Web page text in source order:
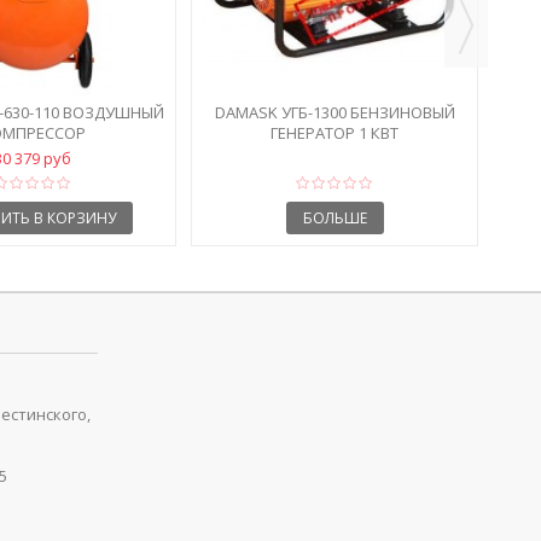
630-110 ВОЗДУШНЫЙ
379 руб
В КОРЗИНУ
DAMASK УГБ-1300 БЕНЗИНОВЫЙ
ГЕНЕРАТОР 1 КВТ
БОЛЬШЕ